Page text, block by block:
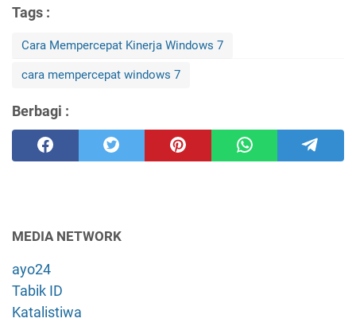
Tags :
Cara Mempercepat Kinerja Windows 7
cara mempercepat windows 7
Berbagi :
MEDIA NETWORK
ayo24
Tabik ID
Katalistiwa